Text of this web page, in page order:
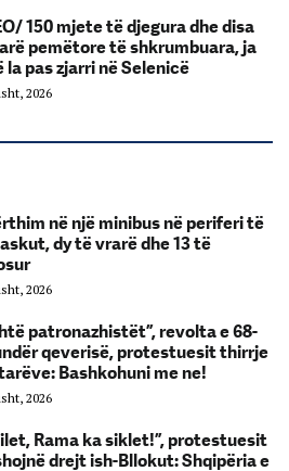
150 mjete të djegura dhe disa
pemëtore të shkrumbuara, ja
la pas zjarri në Selenicë
2026
në një minibus në periferi të
dy të vrarë dhe 13 të
2026
patronazhistët”, revolta e 68-
qeverisë, protestuesit thirrje
Bashkohuni me ne!
2026
Rama ka siklet!”, protestuesit
drejt ish-Bllokut: Shqipëria e